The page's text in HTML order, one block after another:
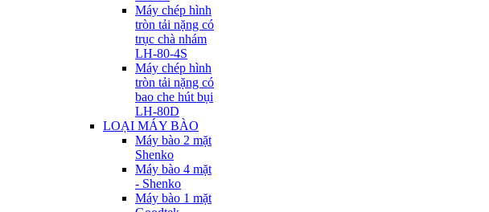
Máy chép hình
tròn tải nặng có
trục chà nhám
LH-80-4S
Máy chép hình
tròn tải nặng có
bao che hút bụi
LH-80D
LOẠI MÁY BÀO
Máy bào 2 mặt
Shenko
Máy bào 4 mặt
- Shenko
Máy bào 1 mặt